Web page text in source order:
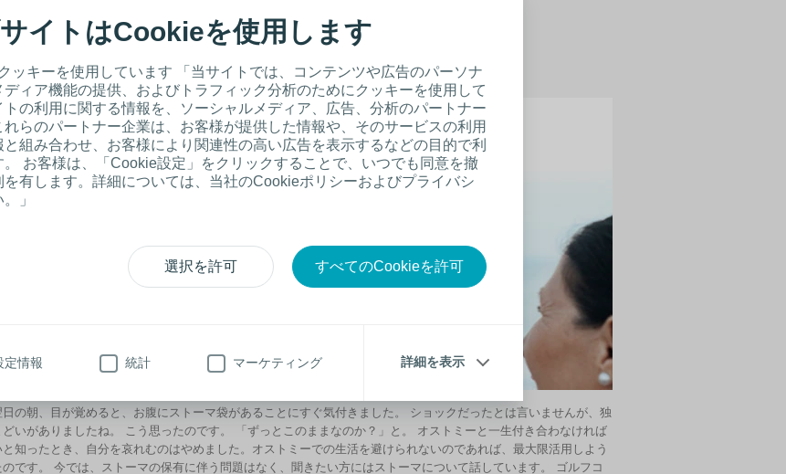
イトはCookieを使用します
ッキーを使用しています 「当サイトでは、コンテンツや広告のパーソナ
ィア機能の提供、およびトラフィック分析のためにクッキーを使用して
の利用に関する情報を、ソーシャルメディア、広告、分析のパートナー
らのパートナー企業は、お客様が提供した情報や、そのサービスの利用
組み合わせ、お客様により関連性の高い広告を表示するなどの目的で利
。 お客様は、「Cookie設定」をクリックすることで、いつでも同意を撤
を有します。詳細については、当社のCookieポリシーおよびプライバシ
」
選択を許可 すべてのCookieを許可
定情報 統計 マーケティング 詳細を表示
読む
グさんの体験談
日の朝、目が覚めると、お腹にストーマ袋があることにすぐ気付きました。 ショックだったとは言いませんが、独
いがありましたね。 こう思ったのです。 「ずっとこのままなのか？」と。 オストミーと一生付き合わなければ
と知ったとき、自分を哀れむのはやめました。オストミーでの生活を避けられないのであれば、最大限活用しよう
のです。 今では、ストーマの保有に伴う問題はなく、聞きたい方にはストーマについて話しています。 ゴルフコ